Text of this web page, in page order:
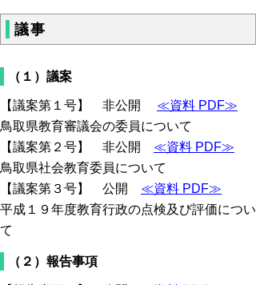
議事
（１）議案
【議案第１号】 非公開 ≪資料 PDF≫
鳥取県教育審議会の委員について
【議案第２号】 非公開 ≪資料 PDF≫
鳥取県社会教育委員について
【議案第３号】 公開 ≪資料 PDF≫
平成１９年度教育行政の点検及び評価につい
て
（２）報告事項